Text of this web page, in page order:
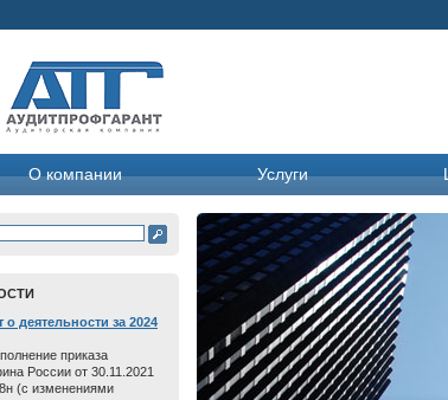
О компании Услуги
о дeятельнoсти зa 2024
приказа
России от 30.11.2021
(с изменениями